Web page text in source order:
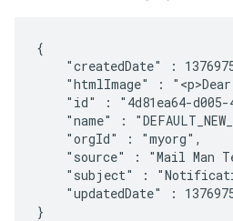
"createdDate"
:
"htmlImage"
: "<p>Dear
"id"
:
"name"
:
"orgId"
:
"source"
: "Mail Man
"subject"
:
"updatedDate"
:
}